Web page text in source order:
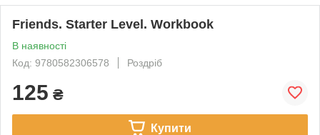
Friends. Starter Level. Workbook
В наявності
Код: 9780582306578
Роздріб
125 ₴
Купити